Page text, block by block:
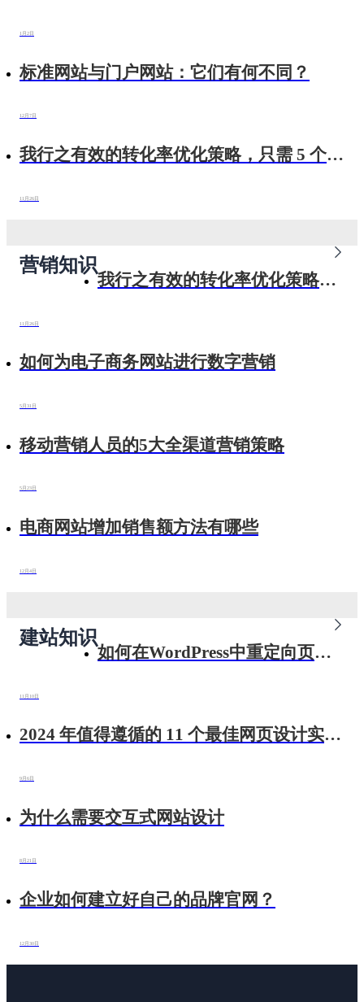
1月2日
标准网站与门户网站：它们有何不同？
12月7日
我行之有效的转化率优化策略，只需 5 个简
11月26日
营销知识
我行之有效的转化率优化策略，
11月26日
如何为电子商务网站进行数字营销
5月31日
移动营销人员的5大全渠道营销策略
5月23日
电商网站增加销售额方法有哪些
12月4日
建站知识
如何在WordPress中重定向页面
11月10日
2024 年值得遵循的 11 个最佳网页设计实
9月6日
为什么需要交互式网站设计
8月21日
企业如何建立好自己的品牌官网？
12月30日